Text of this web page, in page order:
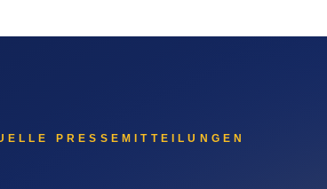
bedeutet